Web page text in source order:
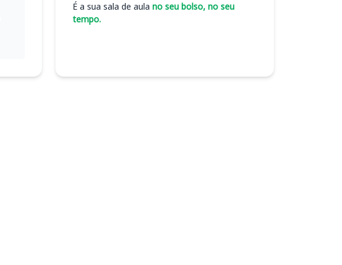
É a sua sala de aula no seu bolso, no seu
tempo.